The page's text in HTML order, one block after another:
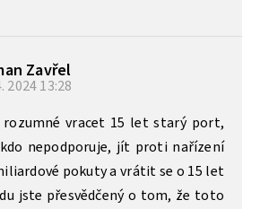
Zavřel
202413:28
rozumné vracet 15 let starý port,
nepodporuje, jít proti nařízení
pokuty a vrátit se o 15 let
jste přesvědčený o tom, že toto